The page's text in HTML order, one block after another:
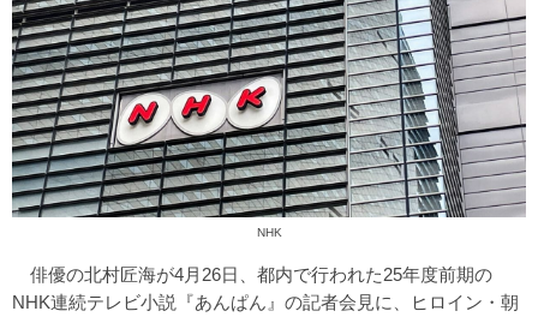
NHK
俳優の北村匠海が4月26日、都内で行われた25年度前期の
NHK連続テレビ小説『あんぱん』の記者会見に、ヒロイン・朝